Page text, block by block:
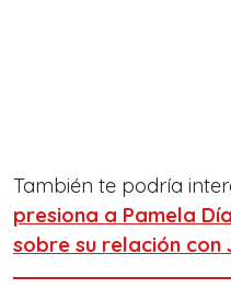
También te podría
presiona a Pamela
sobre su relación con